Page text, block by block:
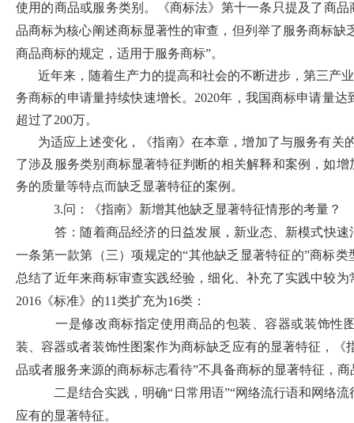
使用的商品或服务类别。《商标法》第十一条只提及了商
品商标为核心阐述商标显著性的审查，但列举了服务商标
商品商标的规定，适用于服务商标”。
近年来，随着生产力的提高和社会的不断进步，第三产
务商标的申请量持续快速增长。2020年，我国商标申请量
超过了200万。
为适应上述变化，《指南》在本章，增加了与服务有关
了涉及服务类别商标显著特征判断的相关解释和案例，如
务的质量等特点而缺乏显著特征的案例。
3.问：《指南》新增其他缺乏显著特征情形的考量？
答：随着商品经济的日益发展，新业态、新模式快
一条第一款第（三）项规定的“其他缺乏显著特征的”商标
总结了近年来商标审查实践经验，细化、补充了实践中较
2016《标准》的11类扩充为16类：
一是修改商标指定使用商品的包装、容器或装饰性
装、容器或者装饰性图案作为商标缺乏应有的显著特征，
品或者服务来源的商标标志看待”不具备商标的显著特征，
二是结合实践，明确“日常用语”“网络流行语和网络
应有的显著特征。